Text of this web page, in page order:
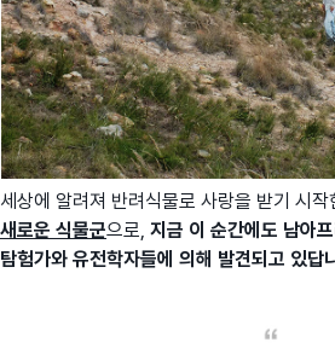
세상에 알려져 반려식물로 사랑을 받기 시작
새로운 식물군으로, 지금 이 순간에도 남아
탐험가와 유전학자들에 의해 발견되고 있답